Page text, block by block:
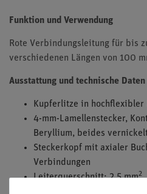
Funktion und Verwendung
Rote Verbindungsleitung für bis
verschiedenen Längen von 100
Ausstattung und technische Daten
Kupferlitze in hochflexibler
4-mm-Lamellenstecker,
Beryllium, beides
Steckerkopf mit axialer
Verbindungen
Leiterquerschnitt: 2,5 mm2